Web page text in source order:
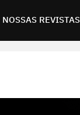
NOSSAS REVISTAS